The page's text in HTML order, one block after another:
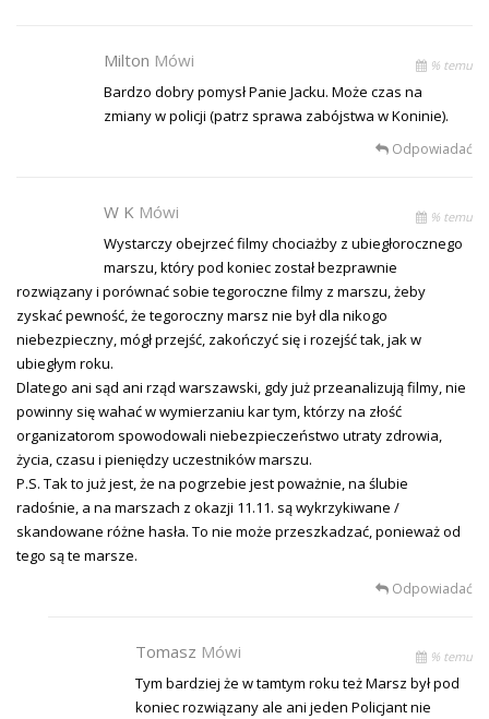
Milton Mówi % temu
Bardzo dobry pomysł Panie Jacku. Może czas na
zmiany w policji (patrz sprawa zabójstwa w Koninie).
Odpowiadać
W K Mówi % temu
Wystarczy obejrzeć filmy chociażby z ubiegłorocznego
marszu, który pod koniec został bezprawnie
rozwiązany i porównać sobie tegoroczne filmy z marszu, żeby
zyskać pewność, że tegoroczny marsz nie był dla nikogo
niebezpieczny, mógł przejść, zakończyć się i rozejść tak, jak w
ubiegłym roku.
Dlatego ani sąd ani rząd warszawski, gdy już przeanalizują filmy, nie
powinny się wahać w wymierzaniu kar tym, którzy na złość
organizatorom spowodowali niebezpieczeństwo utraty zdrowia,
życia, czasu i pieniędzy uczestników marszu.
P.S. Tak to już jest, że na pogrzebie jest poważnie, na ślubie
radośnie, a na marszach z okazji 11.11. są wykrzykiwane /
skandowane różne hasła. To nie może przeszkadzać, ponieważ od
tego są te marsze.
Odpowiadać
Tomasz Mówi % temu
Tym bardziej że w tamtym roku też Marsz był pod
koniec rozwiązany ale ani jeden Policjant nie